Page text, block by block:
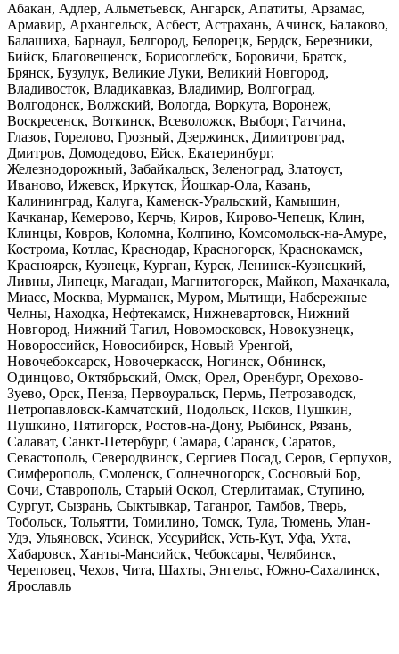
Абакан, Адлер, Альметьевск, Ангарск, Апатиты, Арзамас,
Армавир, Архангельск, Асбест, Астрахань, Ачинск, Балаково,
Балашиха, Барнаул, Белгород, Белорецк, Бердск, Березники,
Бийск, Благовещенск, Борисоглебск, Боровичи, Братск,
Брянск, Бузулук, Великие Луки, Великий Новгород,
Владивосток, Владикавказ, Владимир, Волгоград,
Волгодонск, Волжский, Вологда, Воркута, Воронеж,
Воскресенск, Воткинск, Всеволожск, Выборг, Гатчина,
Глазов, Горелово, Грозный, Дзержинск, Димитровград,
Дмитров, Домодедово, Ейск, Екатеринбург,
Железнодорожный, Забайкальск, Зеленоград, Златоуст,
Иваново, Ижевск, Иркутск, Йошкар-Ола, Казань,
Калининград, Калуга, Каменск-Уральский, Камышин,
Качканар, Кемерово, Керчь, Киров, Кирово-Чепецк, Клин,
Клинцы, Ковров, Коломна, Колпино, Комсомольск-на-Амуре,
Кострома, Котлас, Краснодар, Красногорск, Краснокамск,
Красноярск, Кузнецк, Курган, Курск, Ленинск-Кузнецкий,
Ливны, Липецк, Магадан, Магнитогорск, Майкоп, Махачкала,
Миасс, Москва, Мурманск, Муром, Мытищи, Набережные
Челны, Находка, Нефтекамск, Нижневартовск, Нижний
Новгород, Нижний Тагил, Новомосковск, Новокузнецк,
Новороссийск, Новосибирск, Новый Уренгой,
Новочебоксарск, Новочеркасск, Ногинск, Обнинск,
Одинцово, Октябрьский, Омск, Орел, Оренбург, Орехово-
Зуево, Орск, Пенза, Первоуральск, Пермь, Петрозаводск,
Петропавловск-Камчатский, Подольск, Псков, Пушкин,
Пушкино, Пятигорск, Ростов-на-Дону, Рыбинск, Рязань,
Салават, Санкт-Петербург, Самара, Саранск, Саратов,
Севастополь, Северодвинск, Сергиев Посад, Серов, Серпухов,
Симферополь, Смоленск, Солнечногорск, Сосновый Бор,
Сочи, Ставрополь, Старый Оскол, Стерлитамак, Ступино,
Сургут, Сызрань, Сыктывкар, Таганрог, Тамбов, Тверь,
Тобольск, Тольятти, Томилино, Томск, Тула, Тюмень, Улан-
Удэ, Ульяновск, Усинск, Уссурийск, Усть-Кут, Уфа, Ухта,
Хабаровск, Ханты-Мансийск, Чебоксары, Челябинск,
Череповец, Чехов, Чита, Шахты, Энгельс, Южно-Сахалинск,
Ярославль